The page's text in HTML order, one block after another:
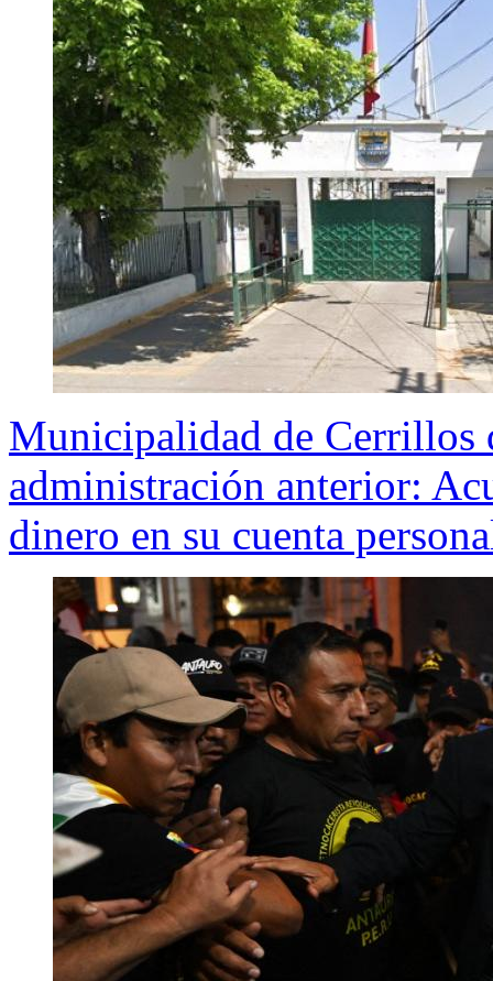
Municipalidad de Cerrillos
administración anterior:
dinero en su cuenta